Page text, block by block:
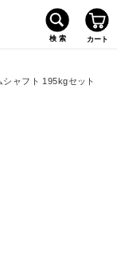
シャフト 195kgセット